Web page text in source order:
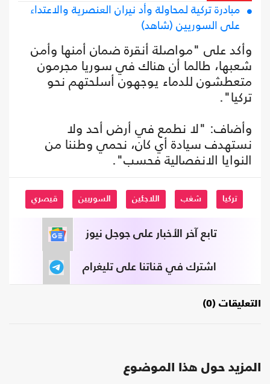
مبادرة تركية لمحاولة وأد نيران العنصرية والاعتداء
على السوريين (شاهد)
وأكد على "مواصلة أنقرة ضمان أمنها وأمن
شعبها، طالما أن هناك في سوريا مجرمون
متعطشون للدماء يوجهون أسلحتهم نحو
تركيا".
وأضاف: "لا نطمع في أرض أحد ولا
نستهدف سيادة أي كان، نحمي وطننا من
النوايا الانفصالية فحسب".
تركيا شغب اللاجئين السوريين قيصري
تابع آخر الأخبار على جوجل نيوز
اشترك في قناتنا على تليغرام
التعليقات (0)
المزيد حول هذا الموضوع